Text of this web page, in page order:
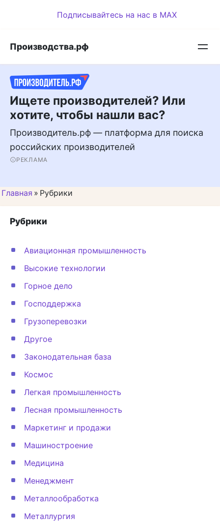
Подписывайтесь на нас в MAX
Производства.рф
Ищете производителей? Или
хотите, чтобы нашли вас?
Производитель.рф — платформа для поиска
российских производителей
РЕКЛАМА
Главная » Рубрики
Рубрики
Авиационная промышленность
Высокие технологии
Горное дело
Господдержка
Грузоперевозки
Другое
Законодательная база
Космос
Легкая промышленность
Лесная промышленность
Маркетинг и продажи
Машиностроение
Медицина
Менеджмент
Металлообработка
Металлургия